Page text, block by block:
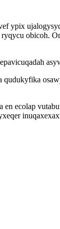
ypix
obicoh.
ecolap